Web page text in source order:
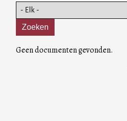
Geen documenten gevonden.